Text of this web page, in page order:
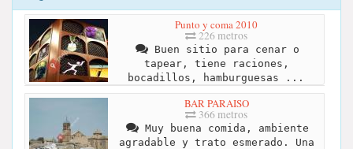
Punto y coma 2010
226 metros
Buen sitio para cenar o
tapear, tiene raciones,
bocadillos, hamburguesas ...
BAR PARAISO
366 metros
Muy buena comida, ambiente
agradable y trato esmerado. Una